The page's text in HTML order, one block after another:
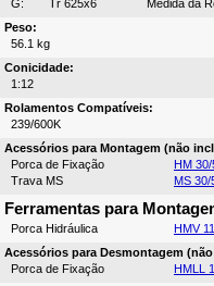
G:
Tr 625x6
Medida da
Peso:
56.1 kg
Conicidade:
1:12
Rolamentos Compatíveis:
239/600K
Acessórios para Montagem (não
Porca de Fixação
HM
Trava MS
MS 30/
Ferramentas para
Porca Hidráulica
HMV
Acessórios para Desmontagem
Porca de Fixação
HMLL